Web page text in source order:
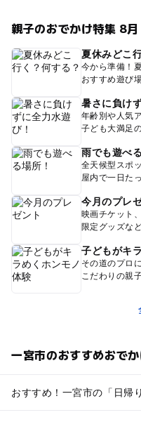
親子のおでかけ特集 8月
夏休みどこ
今から準備！
おすすめ遊び
暑さに負け
年齢別や人気
子ども大満足
雨でも遊べ
全天候型スポ
屋内で一日た
今月のプレ
映画チケット
限定グッズな
子どもがキ
その道のプロ
こだわりの親
一宮市のおすすめおで
おすすめ！一宮市の「日帰